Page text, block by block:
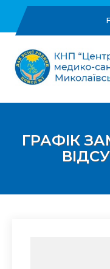
content
ЦПМСД №7
первинної
ГРАФІК